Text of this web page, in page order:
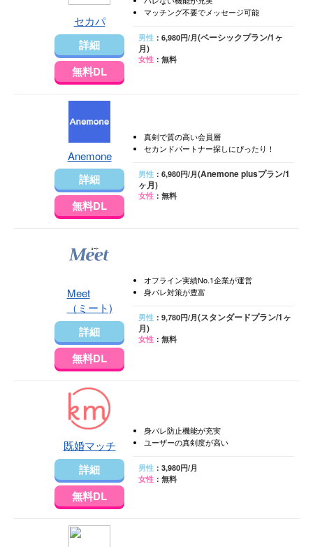
セカパ
詳細
無料DL
マッチング不要でメッセージ可能
男性：6,980円/月(ベーシックプラン/1ヶ
月)
女性：無料
Anemone
詳細
無料DL
真剣で質の高い会員層
セカンドパートナー探しにぴったり！
男性：6,980円/月(Anemone plusプラン/1
ヶ月)
女性：無料
Meet
（ミート)
詳細
無料DL
オフライン実績No.1企業が運営
身バレ対策が豊富
男性：9,780円/月(スタンダードプラン/1ヶ
月)
女性：無料
既婚マッチ
詳細
無料DL
身バレ防止機能が充実
ユーザーの真剣度が高い
男性：3,980円/月
女性：無料